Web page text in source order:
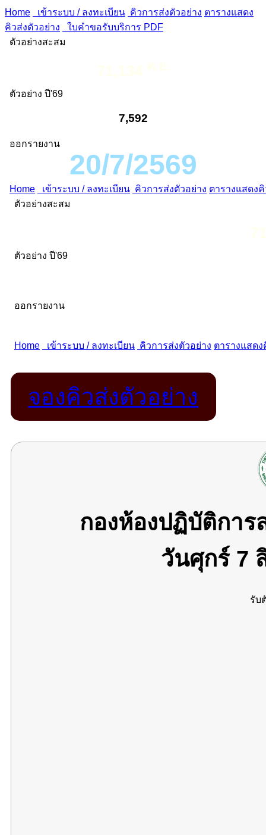
Home เข้าระบบ / ลงทะเบียน คิวการส่งตัวอย่าง ตารางแสดง
คิวส่งตัวอย่าง
ใบคำขอรับบริการ PDF
ตัวอย่างสะสม
ตัวอย่าง ปี'69
7,592
ออกรายงาน
20/7/2569
จองคิวส่งตัวอย่าง
กองห้องปฏิบัติกา
วันศุกร์ 7
รับ